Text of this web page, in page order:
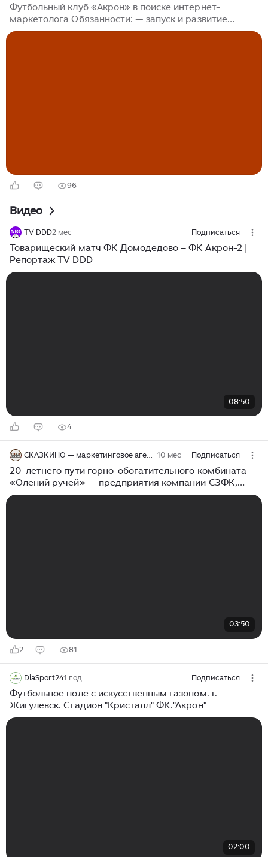
Футбольный клуб «Акрон» в поиске интернет-
маркетолога Обязанности: — запуск и развитие
ключевых каналов маркетинга; — контроль
96
Видео
TV DDD2 мес Подписаться
Товарищеский матч ФК Домодедово – ФК Акрон-2 |
Репортаж TV DDD
08:50
4
СКАЗКИНО — маркетинговое агентство полного цикла 10 мес Подписаться
20-летнего пути горно-обогатительного комбината
«Олений ручей» — предприятия компании СЗФК,
входящей в группу «Акрон»
03:50
2 81
DiaSport241 год Подписаться
Футбольное поле с искусственным газоном. г.
Жигулевск. Стадион "Кристалл" ФК."Акрон"
02:00